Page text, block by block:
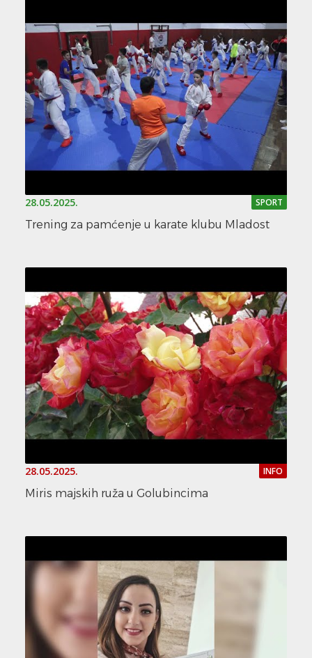
28.05.2025. SPORT
Trening za pamćenje u karate klubu Mladost
28.05.2025. INFO
Miris majskih ruža u Golubincima